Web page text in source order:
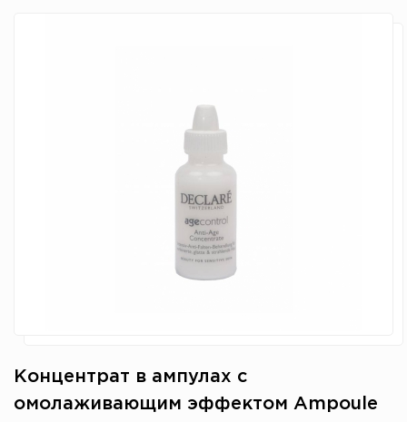
Концентрат в ампулах с
омолаживающим эффектом Ampoule